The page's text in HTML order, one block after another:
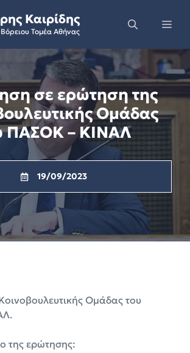
Καιρίδης
Τομέα Αθήνας
σε ερώτηση της
Ομάδας
ΠΑΣΟΚ – ΚΙΝΑΛ
19/09/2023
Ομάδας του
της ερώτησης: